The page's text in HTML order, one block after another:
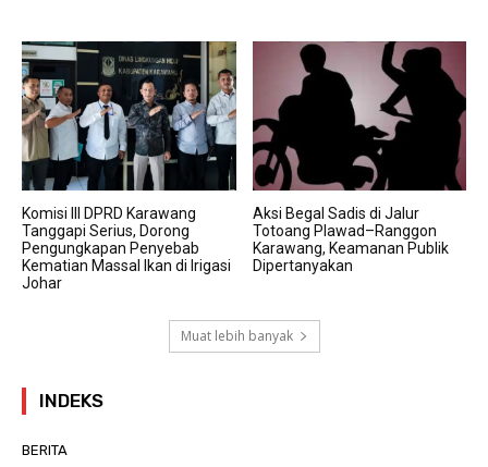
Komisi III DPRD Karawang
Tanggapi Serius, Dorong
Pengungkapan Penyebab
Kematian Massal Ikan di Irigasi
Johar
Aksi Begal Sadis di Jalur
Totoang Plawad–Ranggon
Karawang, Keamanan Publik
Dipertanyakan
Muat lebih banyak
INDEKS
BERITA